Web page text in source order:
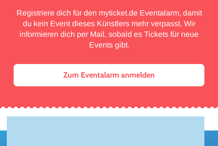
Registriere dich für den myticket.de Eventalarm, damit
du kein Event dieses Künstlers mehr verpasst. Wir
informieren dich per Mail, sobald es Tickets für neue
Events gibt.
Zum Eventalarm anmelden